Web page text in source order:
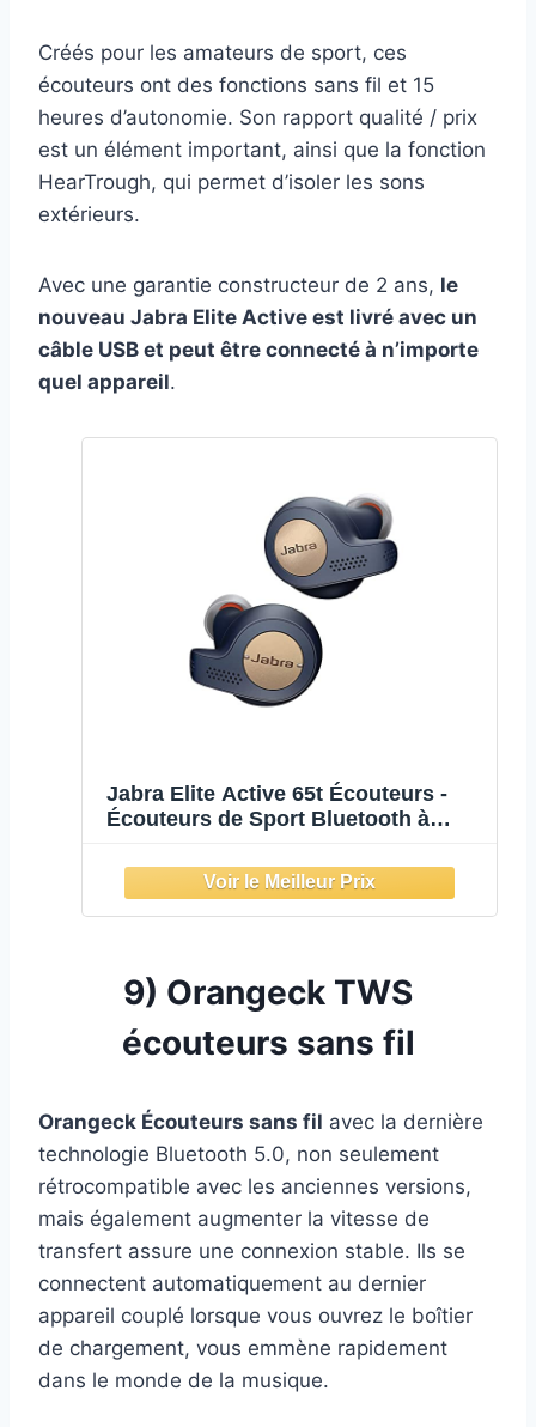
Créés pour les amateurs de sport, ces
écouteurs ont des fonctions sans fil et 15
heures d’autonomie. Son rapport qualité / prix
est un élément important, ainsi que la fonction
HearTrough, qui permet d’isoler les sons
extérieurs.
Avec une garantie constructeur de 2 ans, le
nouveau Jabra Elite Active est livré avec un
câble USB et peut être connecté à n’importe
quel appareil.
Jabra Elite Active 65t Écouteurs -
Écouteurs de Sport Bluetooth à
capteur de Mouvement pour Le Suivi
- sans Fil - Bleu cuivre
9) Orangeck TWS
écouteurs sans fil
Orangeck Écouteurs sans fil avec la dernière
technologie Bluetooth 5.0, non seulement
rétrocompatible avec les anciennes versions,
mais également augmenter la vitesse de
transfert assure une connexion stable. Ils se
connectent automatiquement au dernier
appareil couplé lorsque vous ouvrez le boîtier
de chargement, vous emmène rapidement
dans le monde de la musique.